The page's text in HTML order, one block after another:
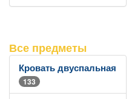
Все предметы
Кровать двуспальная
133